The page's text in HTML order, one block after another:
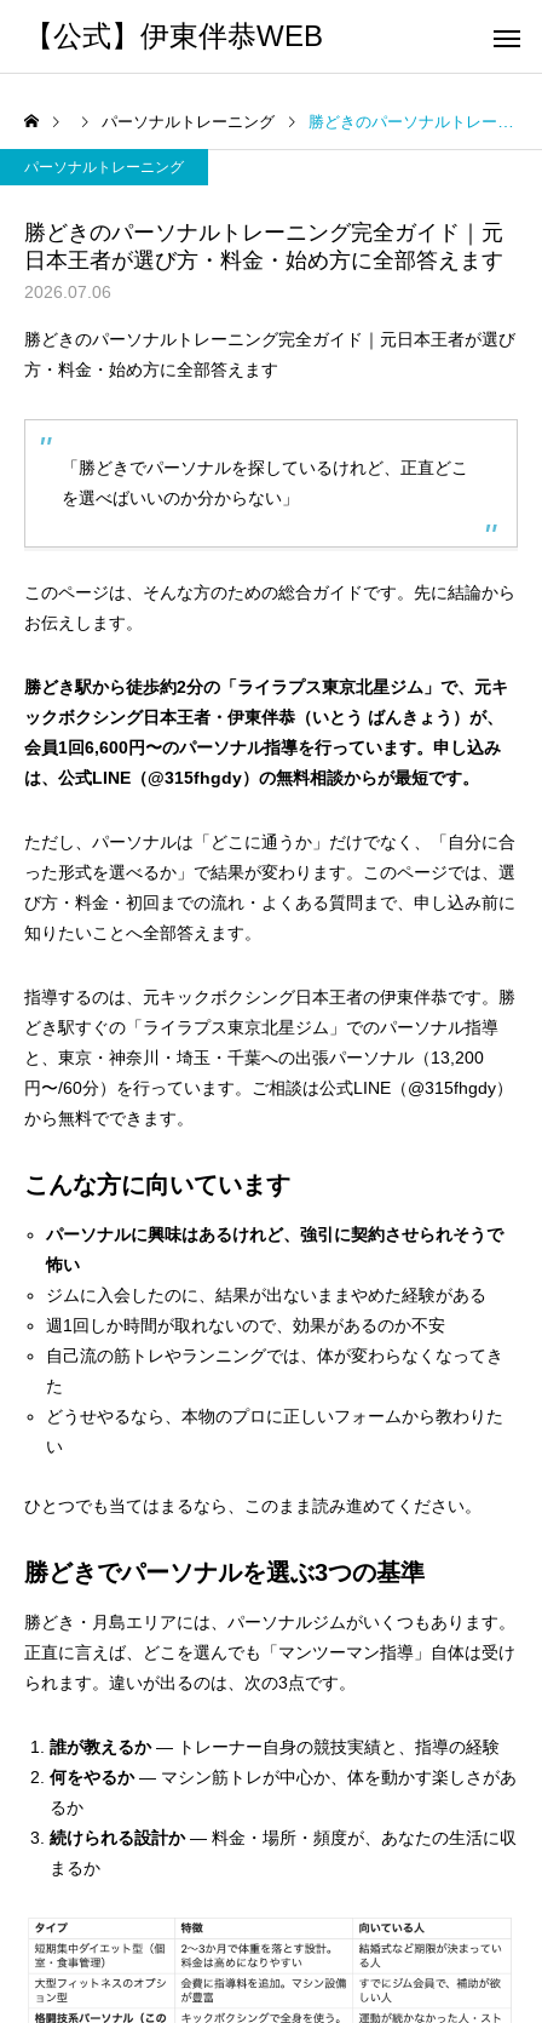
【公式】伊東伴恭WEB
出張 講演 セミナー 運動・体操
ング
キックボクシングで本当に
で答えます
ング
解説
パーソナルトレーニング 勝どきのパーソナルトレーニング完全ガイド｜元日本王者が選び方・料金・始め方に全部答えます
パーソナルトレーニング
勝どきのパーソナルトレーニング完全ガイド｜元
日本王者が選び方・料金・始め方に全部答えます
2026.07.06
勝どきのパーソナルトレーニング完全ガイド｜元日本王者が選び
方・料金・始め方に全部答えます
「勝どきでパーソナルを探しているけれど、正直どこ
を選べばいいのか分からない」
このページは、そんな方のための総合ガイドです。先に結論から
お伝えします。
勝どき駅から徒歩約2分の「ライラプス東京北星ジム」で、元キ
ックボクシング日本王者・伊東伴恭（いとう ばんきょう）が、
会員1回6,600円〜のパーソナル指導を行っています。申し込み
は、公式LINE（@315fhgdy）の無料相談からが最短です。
ただし、パーソナルは「どこに通うか」だけでなく、「自分に合
った形式を選べるか」で結果が変わります。このページでは、選
び方・料金・初回までの流れ・よくある質問まで、申し込み前に
知りたいことへ全部答えます。
指導するのは、元キックボクシング日本王者の伊東伴恭です。勝
どき駅すぐの「ライラプス東京北星ジム」でのパーソナル指導
と、東京・神奈川・埼玉・千葉への出張パーソナル（13,200
円〜/60分）を行っています。ご相談は公式LINE（@315fhgdy）
から無料でできます。
こんな方に向いています
パーソナルに興味はあるけれど、強引に契約させられそうで
怖い
ジムに入会したのに、結果が出ないままやめた経験がある
週1回しか時間が取れないので、効果があるのか不安
自己流の筋トレやランニングでは、体が変わらなくなってき
た
どうせやるなら、本物のプロに正しいフォームから教わりた
い
ひとつでも当てはまるなら、このまま読み進めてください。
勝どきでパーソナルを選ぶ3つの基準
勝どき・月島エリアには、パーソナルジムがいくつもあります。
正直に言えば、どこを選んでも「マンツーマン指導」自体は受け
られます。違いが出るのは、次の3点です。
誰が教えるか— トレーナー自身の競技実績と、指導の経験
何をやるか— マシン筋トレが中心か、体を動かす楽しさがあ
るか
続けられる設計か— 料金・場所・頻度が、あなたの生活に収
まるか